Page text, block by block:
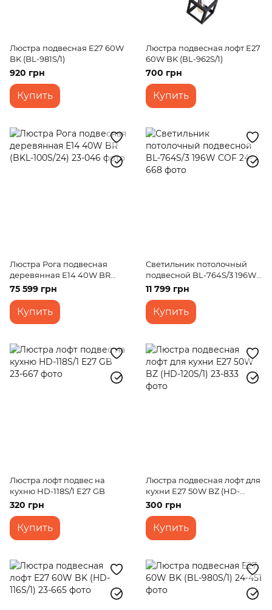
Люстра подвесная E27 60W
BK (BL-981S/1)
920 грн
Купить
Люстра подвесная лофт E27
60W BK (BL-962S/1)
700 грн
Купить
Люстра Рога подвесная
деревянная E14 40W BR
(BKL-100S/24)
75 599 грн
Купить
Светильник потолочный
подвесной BL-764S/3 196W
COF
11 799 грн
Купить
Люстра лофт подвес на
кухню HD-118S/1 E27 GB
320 грн
Купить
Люстра подвесная лофт для
кухни E27 50W BZ (HD-
120S/1)
300 грн
Купить